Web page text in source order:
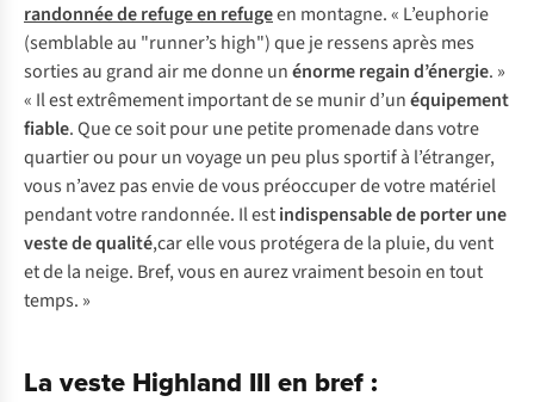
randonnée de refuge en refugeen montagne. « L’euphorie
(semblable au "runner’s high") que je ressens après mes
sorties au grand air me donne unénorme regain d’énergie. »
« Il est extrêmement important de se munir d’unéquipement
fiable. Que ce soit pour une petite promenade dans votre
quartier ou pour un voyage un peu plus sportif à l’étranger,
vous n’avez pas envie de vous préoccuper de votre matériel
pendant votre randonnée. Il estindispensable de porter une
veste de qualité,car elle vous protégera de la pluie, du vent
et de la neige. Bref, vous en aurez vraiment besoin en tout
temps. »
La veste Highland III en bref :